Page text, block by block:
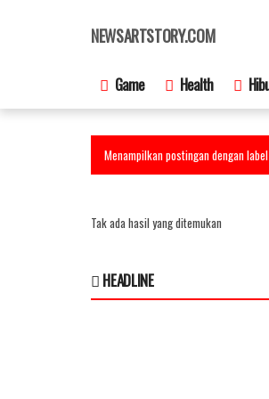
NEWSARTSTORY.COM
Game Health
Menampilkan postingan dengan label
Tak ada hasil yang ditemukan
HEADLINE